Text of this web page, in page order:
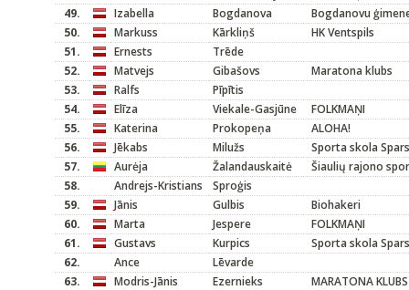
49.
Izabella Bogdanova
Bogdanovu
50.
Markuss Kārkliņš
HK Ventspils
51.
Ernests
Trēde
52.
Matvejs Gibašovs
Maratona klubs
53.
Ralfs
Pīpītis
54.
Elīza Viekale-Gasjūne
FOLKMAŅI
55.
Katerina Prokopeņa
ALOHA!
56.
Jēkabs Milužs
Sporta skola Spars
57.
Aurėja Žalandauskaitė
Šiaulių rajono
58.
Andrejs-Kristians
Sproģis
59.
Jānis Gulbis
Biohakeri
60.
Marta Jespere
FOLKMAŅI
61.
Gustavs Kurpics
Sporta skola Spars
62.
Ance
Lēvarde
63.
Modris-Jānis Ezernieks
MARATONA KLUBS